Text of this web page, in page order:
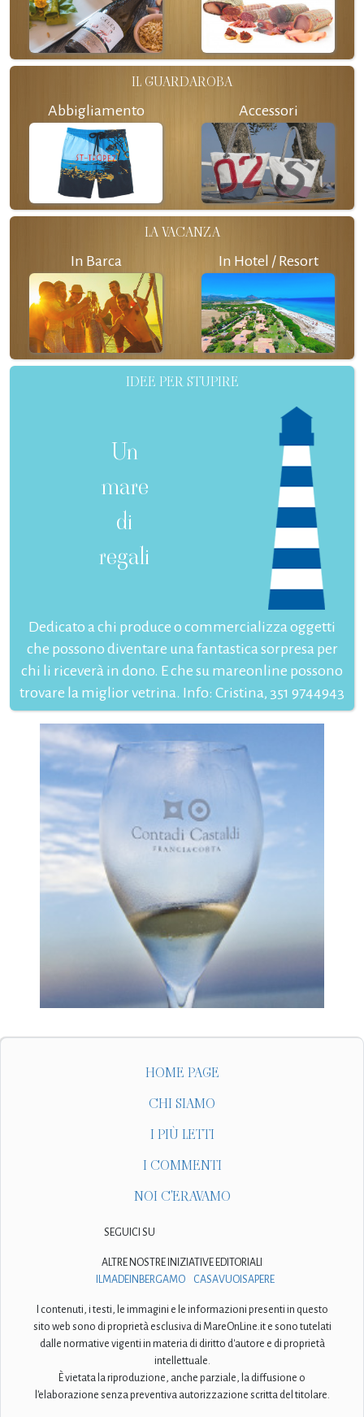
IL GUARDAROBA
Abbigliamento Accessori
LA VACANZA
In Barca In Hotel / Resort
IDEE PER STUPIRE
Un
mare
di
regali
Dedicato a chi produce o commercializza oggetti
che possono diventare una fantastica sorpresa per
chi li riceverà in dono. E che su mareonline possono
trovare la miglior vetrina. Info: Cristina, 351 9744943
HOME PAGE
CHI SIAMO
I PIÙ LETTI
I COMMENTI
NOI C'ERAVAMO
SEGUICI SU
ALTRE NOSTRE INIZIATIVE EDITORIALI
ILMADEINBERGAMO
CASAVUOISAPERE
I contenuti, i testi, le immagini e le informazioni presenti in questo
sito web sono di proprietà esclusiva di MareOnLine.it e sono tutelati
dalle normative vigenti in materia di diritto d'autore e di proprietà
intellettuale.
È vietata la riproduzione, anche parziale, la diffusione o
l'elaborazione senza preventiva autorizzazione scritta del titolare.